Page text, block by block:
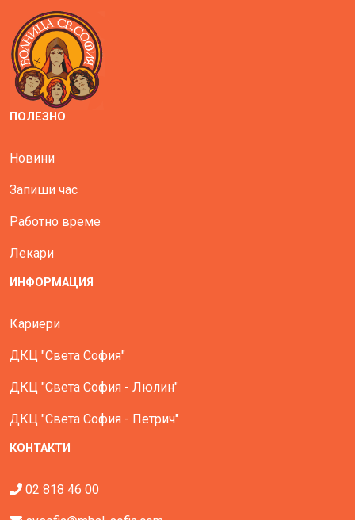
ПОЛЕЗНО
Новини
Запиши час
Работно време
Лекари
ИНФОРМАЦИЯ
Кариери
ДКЦ "Света София"
ДКЦ "Света София - Люлин"
ДКЦ "Света София - Петрич"
КОНТАКТИ
02 818 46 00